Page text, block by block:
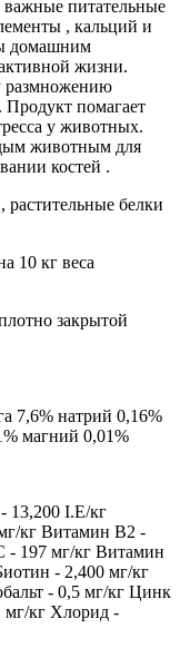
важные питательные
, кальций и
домашним
жизни.
размножению
помагает
у животных.
животным для
костей .
белки
10 кг веса
закрытой
7,6% натрий 0,16%
магний 0,01%
13,200 I.E/кг
кг Витамин В2 -
- 197 мг/кг Витамин
- 2,400 мг/кг
- 0,5 мг/кг Цинк
мг/кг Хлорид -